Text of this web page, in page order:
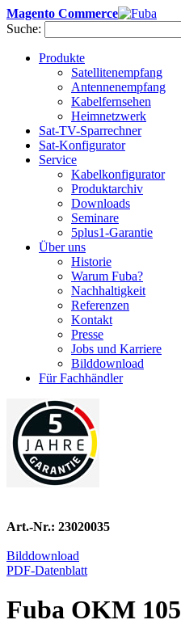
Magento Commerce
Suche:
Produkte
Satellitenempfang
Antennenempfang
Kabelfernsehen
Heimnetzwerk
Sat-TV-Sparrechner
Sat-Konfigurator
Service
Kabelkonfigurator
Produktarchiv
Downloads
Seminare
5plus1-Garantie
Über uns
Historie
Warum Fuba?
Nachhaltigkeit
Referenzen
Kontakt
Presse
Jobs und Karriere
Bilddownload
Für Fachhändler
Art.-Nr.: 23020035
Bilddownload
PDF-Datenblatt
Fuba OKM 105